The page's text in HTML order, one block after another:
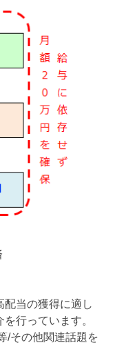
配当の獲得に適し
行っています。
/その他関連話題を